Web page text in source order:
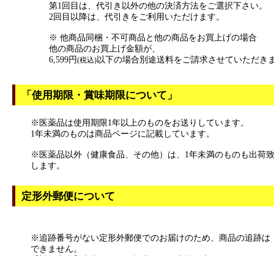
第1回目は、代引き以外の他の決済方法をご選択下さい。
2回目以降は、代引きをご利用いただけます。
※ 他商品同梱・不可商品と他の商品をお買上げの場合
他の商品のお買上げ金額が、
6,599円(税込)以下の場合別途送料をご請求させていただき
「使用期限・賞味期限について」
※医薬品は使用期限1年以上のものをお送りしています。
1年未満のものは商品ページに記載しています。
※医薬品以外（健康食品、その他）は、1年未満のものも出荷致
します。
定形外郵便について
※追跡番号がない定形外郵便でのお届けのため、商品の追跡は
できません。